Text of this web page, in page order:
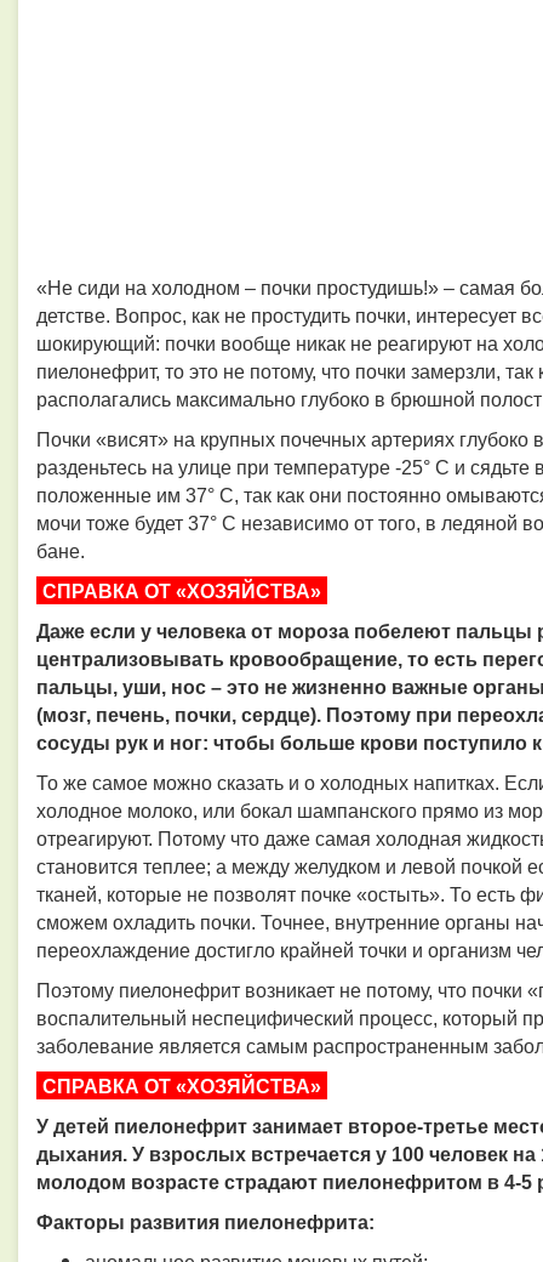
«Не сиди на холодном – почки простудишь!» – самая
детстве. Вопрос, как не простудить почки, интересует
шокирующий: почки вообще никак не реагируют на
пиелонефрит, то это не потому, что почки замерзли,
располагались максимально глубоко в брюшной
Почки «висят» на крупных почечных артериях глубоко
разденьтесь на улице при температуре -25° С и сядьте
положенные им 37° С, так как они постоянно
мочи тоже будет 37° С независимо от того, в ледяной
бане.
СПРАВКА ОТ «ХОЗЯЙСТВА»
Даже если у человека от мороза побелеют пальцы
централизовывать кровообращение, то есть
пальцы, уши, нос – это не жизненно важные
(мозг, печень, почки, сердце). Поэтому при
сосуды рук и ног: чтобы больше крови поступило
То же самое можно сказать и о холодных напитках.
холодное молоко, или бокал шампанского прямо из
отреагируют. Потому что даже самая холодная
становится теплее; а между желудком и левой почкой
тканей, которые не позволят почке «остыть». То есть
сможем охладить почки. Точнее, внутренние органы
переохлаждение достигло крайней точки и организм
Поэтому пиелонефрит возникает не потому, что почки
воспалительный неспецифический процесс, который
заболевание является самым распространенным
СПРАВКА ОТ «ХОЗЯЙСТВА»
У детей пиелонефрит занимает второе-третье
дыхания. У взрослых встречается у 100 человек
молодом возрасте страдают пиелонефритом в 4-
Факторы развития пиелонефрита: